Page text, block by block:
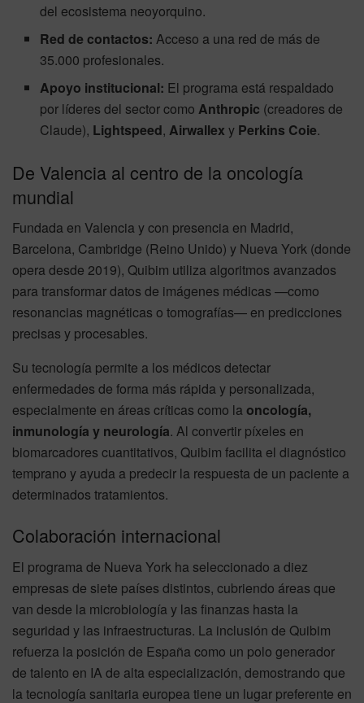
del ecosistema neoyorquino.
Red de contactos: Acceso a una red de más de
35.000 profesionales.
Apoyo institucional: El programa está respaldado
por líderes del sector como Anthropic (creadores de
Claude), Lightspeed, Airwallex y Perkins Coie.
De Valencia al centro de la oncología
mundial
Fundada en Valencia y con presencia en Madrid,
Barcelona, Cambridge (Reino Unido) y Nueva York (donde
opera desde 2019), Quibim utiliza algoritmos avanzados
para transformar datos de imágenes médicas —como
resonancias magnéticas o tomografías— en predicciones
precisas y procesables.
Su tecnología permite a los médicos detectar
enfermedades de forma más rápida y personalizada,
especialmente en áreas críticas como laoncología,
inmunología y neurología. Al convertir píxeles en
biomarcadores cuantitativos, Quibim facilita el diagnóstico
temprano y ayuda a predecir la respuesta de un paciente a
determinados tratamientos.
Colaboración internacional
El programa de Nueva York ha seleccionado a diez
empresas de siete países distintos, cubriendo áreas que
van desde la microbiología y las finanzas hasta la
seguridad y las infraestructuras. La inclusión de Quibim
refuerza la posición de España como un polo generador
de talento en IA de alta especialización, demostrando que
la tecnología sanitaria europea tiene un lugar preferente en